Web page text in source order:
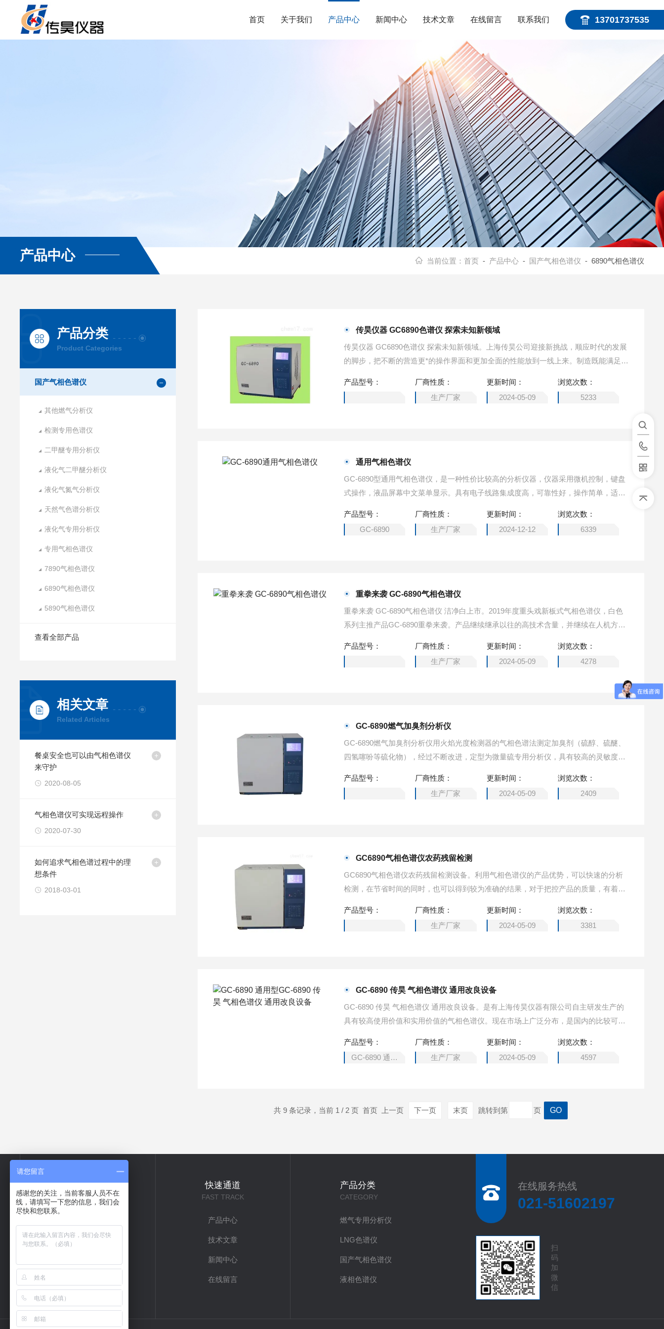
13701737535
首页 关于我们 产品中心 新闻中心 技术文章 在线留言 联系我们
产品中心 当前位置： 首页 - 产品中心- 国产气相色谱仪 - 6890气相色谱仪
产品分类
Product Categories
国产气相色谱仪
其他燃气分析仪
检测专用色谱仪
二甲醚专用分析仪
液化气二甲醚分析仪
液化气氮气分析仪
天然气色谱分析仪
液化气专用分析仪
专用气相色谱仪
7890气相色谱仪
6890气相色谱仪
5890气相色谱仪
查看全部产品
相关文章
Related Articles
餐桌安全也可以由气相色谱仪
来守护
2020-08-05
气相色谱仪可实现远程操作
2020-07-30
如何追求气相色谱过程中的理
想条件
2018-03-01
传昊仪器 GC6890色谱仪 探索未知新领域
传昊仪器 GC6890色谱仪 探索未知新领域。上海传昊公司迎接新挑战，顺应时代的发展
的脚步，把不断的营造更*的操作界面和更加全面的性能放到一线上来。制造既能满足客
产品型号：
厂商性质：
生产厂家
更新时间：
2024-05-09
浏览次数：
5233
通用气相色谱仪
GC-6890型通用气相色谱仪，是一种性价比较高的分析仪器，仪器采用微机控制，键盘
式操作，液晶屏幕中文菜单显示。具有电子线路集成度高，可靠性好，操作简单，适应
产品型号：
GC-6890
厂商性质：
生产厂家
更新时间：
2024-12-12
浏览次数：
6339
重拳来袭 GC-6890气相色谱仪
重拳来袭 GC-6890气相色谱仪 洁净白上市。2019年度重头戏新板式气相色谱仪，白色
系列主推产品GC-6890重拳来袭。产品继续继承以往的高技术含量，并继续在人机方面
产品型号：
厂商性质：
生产厂家
更新时间：
2024-05-09
浏览次数：
4278
GC-6890燃气加臭剂分析仪
GC-6890燃气加臭剂分析仪用火焰光度检测器的气相色谱法测定加臭剂（硫醇、硫醚、
四氢噻吩等硫化物），经过不断改进，定型为微量硫专用分析仪，具有较高的灵敏度，
产品型号：
厂商性质：
生产厂家
更新时间：
2024-05-09
浏览次数：
2409
GC6890气相色谱仪农药残留检测
GC6890气相色谱仪农药残留检测设备。利用气相色谱仪的产品优势，可以快速的分析
检测，在节省时间的同时，也可以得到较为准确的结果，对于把控产品的质量，有着一
产品型号：
厂商性质：
生产厂家
更新时间：
2024-05-09
浏览次数：
3381
GC-6890 传昊 气相色谱仪 通用改良设备
GC-6890 传昊 气相色谱仪 通用改良设备。是有上海传昊仪器有限公司自主研发生产的
具有较高使用价值和实用价值的气相色谱仪。现在市场上广泛分布，是国内的比较可靠
产品型号：
GC-6890 通用型
厂商性质：
生产厂家
更新时间：
2024-05-09
浏览次数：
4597
共 9 条记录，当前 1 / 2 页 首页 上一页 下一页 末页 跳转到第 页
关于我们
ABOUT US
企业文化
快速通道
FAST TRACK
产品中心
技术文章
新闻中心
在线留言
产品分类
CATEGORY
燃气专用分析仪
LNG色谱仪
国产气相色谱仪
液相色谱仪
在线服务热线
021-51602197
扫
码
加
微
信
请您留言
感谢您的关注，当前客服人员不在
线，请填写一下您的信息，我们会
尽快和您联系。